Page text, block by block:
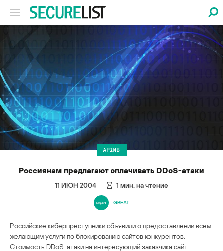
АРХИВ
Россиянам предлагают оплачивать DDoS-атаки
11 ИЮН 2004 1 мин. на чтение
GREAT
Российские киберпреступники объявили о предоставлении всем
желающим услуги по блокированию сайтов конкурентов.
Стоимость DDoS-атаки на интересующий заказчика сайт